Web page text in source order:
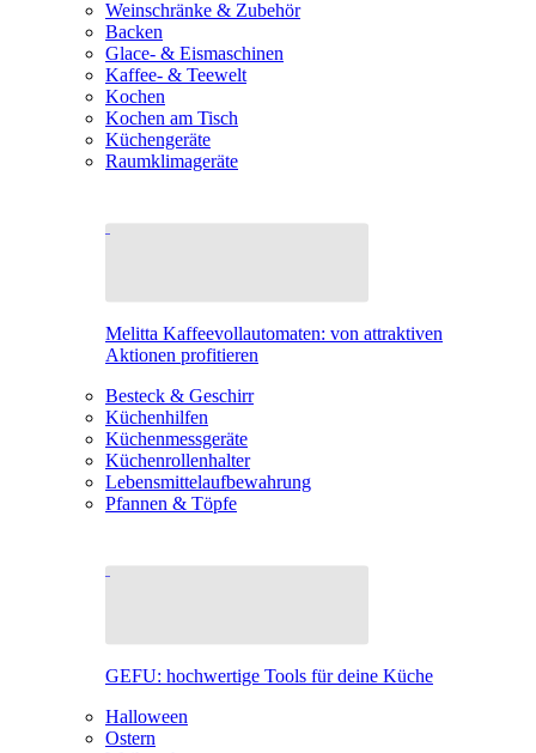
Weinschränke & Zubehör
Backen
Glace- & Eismaschinen
Kaffee- & Teewelt
Kochen
Kochen am Tisch
Küchengeräte
Raumklimageräte
Melitta Kaffeevollautomaten: von attraktiven
Aktionen profitieren
Besteck & Geschirr
Küchenhilfen
Küchenmessgeräte
Küchenrollenhalter
Lebensmittelaufbewahrung
Pfannen & Töpfe
GEFU: hochwertige Tools für deine Küche
Halloween
Ostern